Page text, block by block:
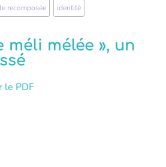
recomposée identité
méli mélée », un
le PDF